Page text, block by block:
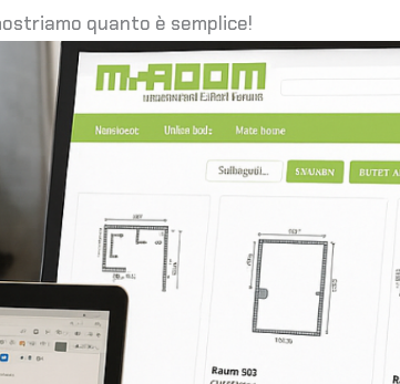
quanto è semplice!